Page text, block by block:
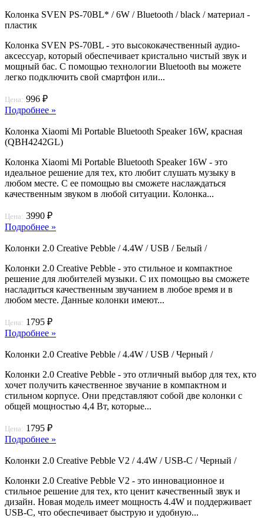
Колонка SVEN PS-70BL* / 6W / Bluetooth / black / материал -
пластик
Колонка SVEN PS-70BL - это высококачественный аудио-
аксессуар, который обеспечивает кристально чистый звук и
мощный бас. С помощью технологии Bluetooth вы можете
легко подключить свой смартфон или...
Цена: 996 ₽
Подробнее »
Колонка Xiaomi Mi Portable Bluetooth Speaker 16W, красная
(QBH4242GL)
Колонка Xiaomi Mi Portable Bluetooth Speaker 16W - это
идеальное решение для тех, кто любит слушать музыку в
любом месте. С ее помощью вы сможете наслаждаться
качественным звуком в любой ситуации. Колонка...
Цена: 3990 ₽
Подробнее »
Колонки 2.0 Creative Pebble / 4.4W / USB / Белый /
Колонки 2.0 Creative Pebble - это стильное и компактное
решение для любителей музыки. С их помощью вы сможете
насладиться качественным звучанием в любое время и в
любом месте. Данные колонки имеют...
Цена: 1795 ₽
Подробнее »
Колонки 2.0 Creative Pebble / 4.4W / USB / Черный /
Колонки 2.0 Creative Pebble - это отличный выбор для тех, кто
хочет получить качественное звучание в компактном и
стильном корпусе. Они представляют собой две колонки с
общей мощностью 4,4 Вт, которые...
Цена: 1795 ₽
Подробнее »
Колонки 2.0 Creative Pebble V2 / 4.4W / USB-C / Черный /
Колонки 2.0 Creative Pebble V2 - это инновационное и
стильное решение для тех, кто ценит качественный звук и
дизайн. Новая модель имеет мощность 4.4W и поддерживает
USB-C, что обеспечивает быструю и удобную...